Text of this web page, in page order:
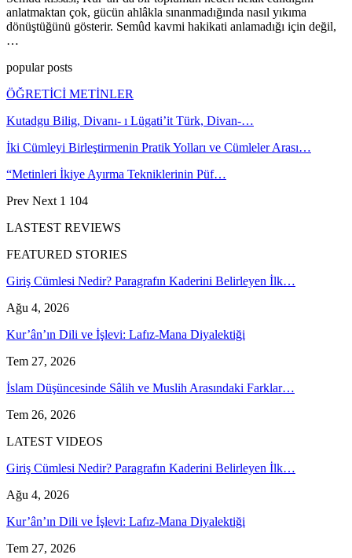
anlatmaktan çok, gücün ahlâkla sınanmadığında nasıl yıkıma
dönüştüğünü gösterir. Semûd kavmi hakikati anlamadığı için değil,
…
popular posts
ÖĞRETİCİ METİNLER
Kutadgu Bilig, Divanı- ı Lügati’it Türk, Divan-…
İki Cümleyi Birleştirmenin Pratik Yolları ve Cümleler Arası…
“Metinleri İkiye Ayırma Tekniklerinin Püf…
Prev Next 1 104
LASTEST REVIEWS
FEATURED STORIES
Giriş Cümlesi Nedir? Paragrafın Kaderini Belirleyen İlk…
Ağu 4, 2026
Kur’ân’ın Dili ve İşlevi: Lafız-Mana Diyalektiği
Tem 27, 2026
İslam Düşüncesinde Sâlih ve Muslih Arasındaki Farklar…
Tem 26, 2026
LATEST VIDEOS
Giriş Cümlesi Nedir? Paragrafın Kaderini Belirleyen İlk…
Ağu 4, 2026
Kur’ân’ın Dili ve İşlevi: Lafız-Mana Diyalektiği
Tem 27, 2026